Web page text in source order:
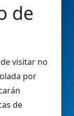
de
visitar no
por
de